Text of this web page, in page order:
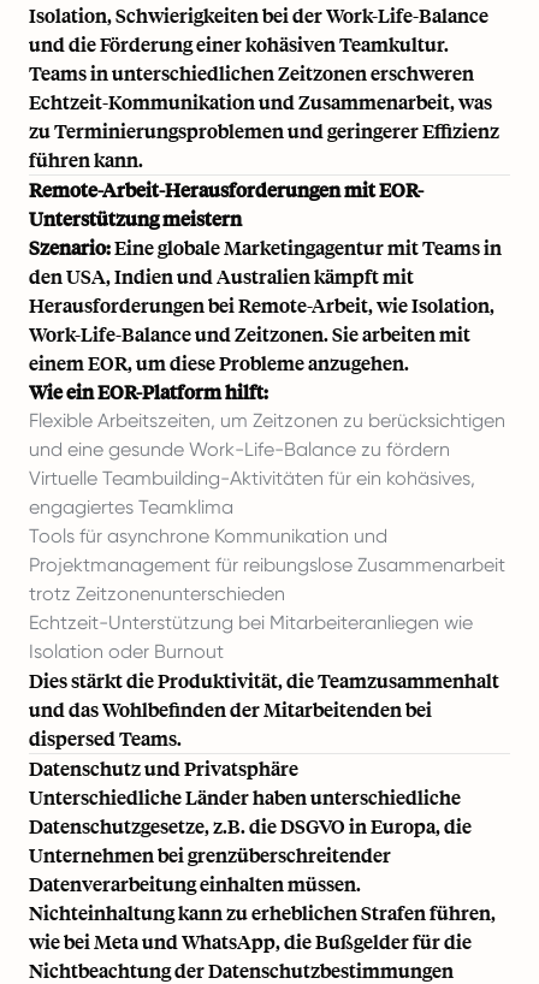
Isolation, Schwierigkeiten bei der Work-Life-Balance
und die Förderung einer kohäsiven Teamkultur.
Teams in unterschiedlichen Zeitzonen erschweren
Echtzeit-Kommunikation und Zusammenarbeit, was
zu Terminierungsproblemen und geringerer Effizienz
führen kann.
Remote-Arbeit-Herausforderungen mit EOR-
Unterstützung meistern
Szenario:Eine globale Marketingagentur mit Teams in
den USA, Indien undAustralienkämpft mit
Herausforderungen bei Remote-Arbeit, wie Isolation,
Work-Life-Balance und Zeitzonen. Sie arbeiten mit
einem EOR, um diese Probleme anzugehen.
Wie ein EOR-Platform hilft:
Flexible Arbeitszeiten, um Zeitzonen zu berücksichtigen
und eine gesunde Work-Life-Balance zu fördern
Virtuelle Teambuilding-Aktivitäten für ein kohäsives,
engagiertes Teamklima
Tools für asynchrone Kommunikation und
Projektmanagement für reibungslose Zusammenarbeit
trotz Zeitzonenunterschieden
Echtzeit-Unterstützung bei Mitarbeiteranliegen wie
Isolation oder Burnout
Dies stärkt die Produktivität, die Teamzusammenhalt
und das Wohlbefinden der Mitarbeitenden bei
dispersed Teams.
Datenschutz und Privatsphäre
Unterschiedliche Länder haben unterschiedliche
Datenschutzgesetze, z.B. die DSGVO in Europa, die
Unternehmen bei grenzüberschreitender
Datenverarbeitung einhalten müssen.
Nichteinhaltung kann zu erheblichen Strafen führen,
wie bei Meta und WhatsApp, die Bußgelder für die
Nichtbeachtung der Datenschutzbestimmungen